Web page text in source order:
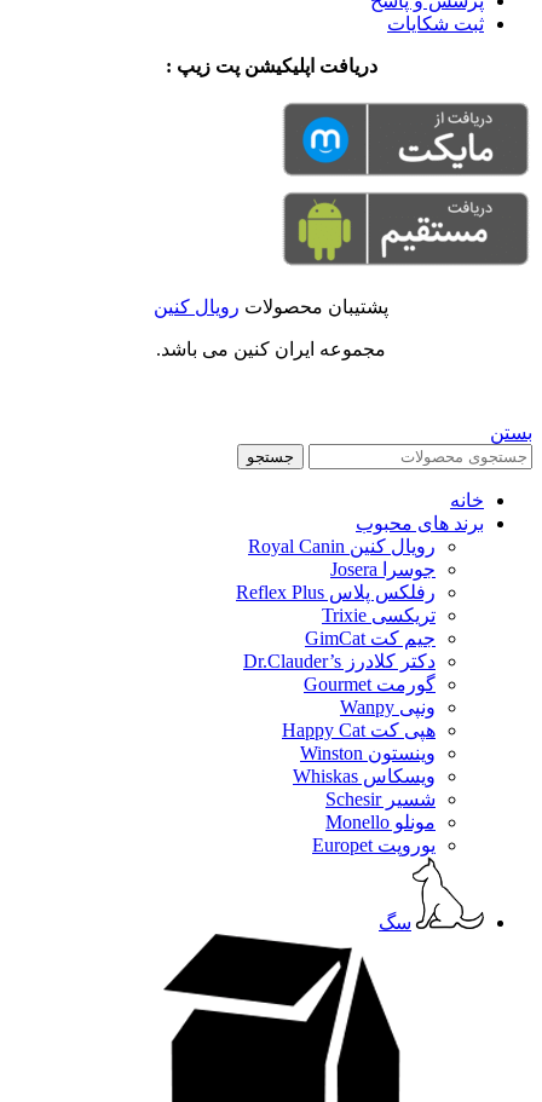
ثبت شکایات
دریافت اپلیکیشن پت زیپ :
پشتیبان محصولات رویال کنین
مجموعه ایران کنین می باشد.
بستن
جستجو
خانه
برند های محبوب
رویال کنین Royal Canin
جوسرا Josera
رفلکس پلاس Reflex Plus
تریکسی Trixie
جیم کت GimCat
دکتر کلادرز Dr.Clauder’s
گورمت Gourmet
ونپی Wanpy
هپی کت Happy Cat
وینستون Winston
ویسکاس Whiskas
شسیر Schesir
مونلو Monello
یوروپت Europet
سگ